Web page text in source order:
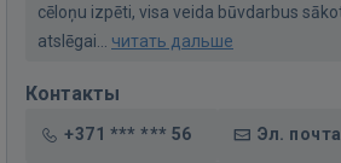
cēloņu izpēti, visa veida būvdarbus
atslēgai... читать дальше
Контакты
+371 *** *** 56 Эл. почта